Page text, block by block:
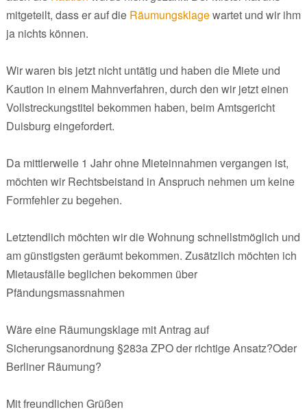
mitgeteilt, dass er auf die Räumungsklagewartet und wir ihm
ja nichts können.
Wir waren bis jetzt nicht untätig und haben die Miete und
Kaution in einem Mahnverfahren, durch den wir jetzt einen
Vollstreckungstitel bekommen haben, beim Amtsgericht
Duisburg eingefordert.
Da mittlerweile 1 Jahr ohne Mieteinnahmen vergangen ist,
möchten wir Rechtsbeistand in Anspruch nehmen um keine
Formfehler zu begehen.
Letztendlich möchten wir die Wohnung schnellstmöglich und
am günstigsten geräumt bekommen. Zusätzlich möchten ich
Mietausfälle beglichen bekommen über
Pfändungsmassnahmen
Wäre eine Räumungsklage mit Antrag auf
Sicherungsanordnung §283a ZPO der richtige Ansatz?Oder
Berliner Räumung?
Mit freundlichen Grüßen